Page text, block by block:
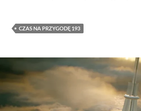
CZAS NA PRZYGODĘ 193